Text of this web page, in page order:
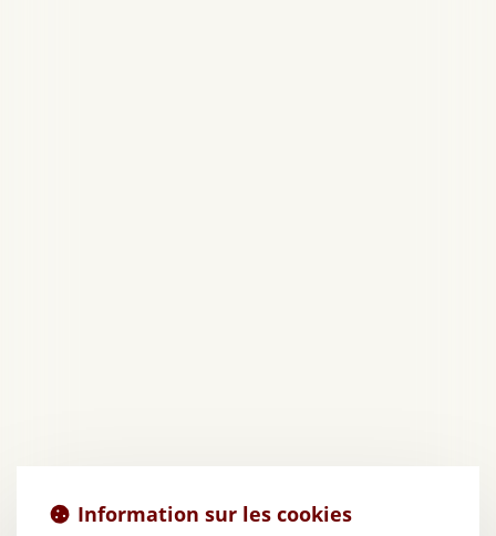
Information sur les cookies